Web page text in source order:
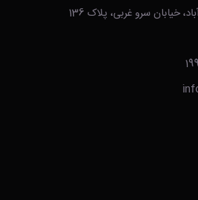
خیابان سرو غربی، پلاک 136